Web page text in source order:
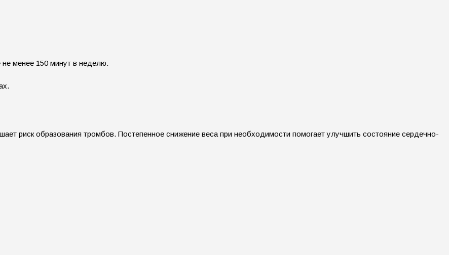
менее 150 минут в неделю.
риск образования тромбов. Постепенное снижение веса при необходимости помогает улучшить состояние сердечно-